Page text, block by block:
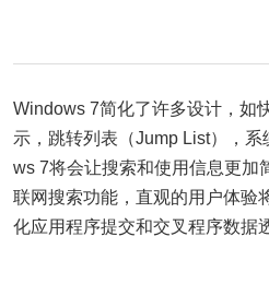
Windows 7简化了许多设计，如
示，跳转列表（Jump List），
ws 7将会让搜索和使用信息更加
联网搜索功能，直观的用户体验
化应用程序提交和交叉程序数据